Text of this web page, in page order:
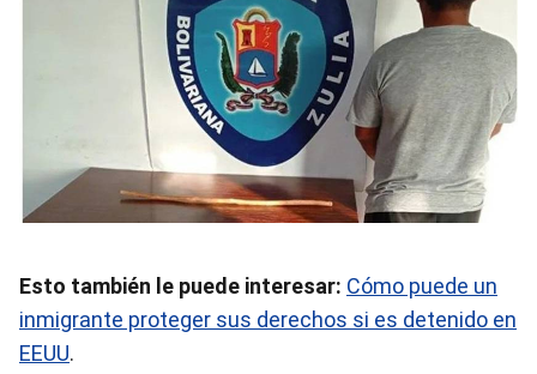
Esto también le puede interesar: Cómo puede un
inmigrante proteger sus derechos si es detenido en
EEUU.